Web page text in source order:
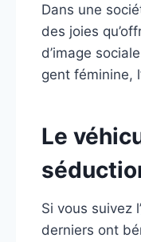
Dans une
des joies
d’image
gent féminine,
Le
Si vous suivez l’
derniers ont